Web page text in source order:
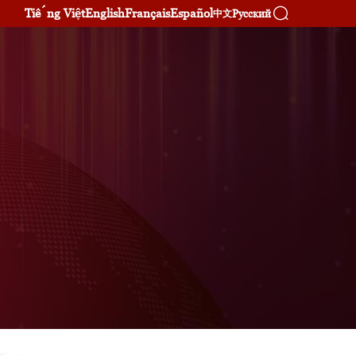
Tiếng ViệtEnglishFrançaisEspañol中文Русский